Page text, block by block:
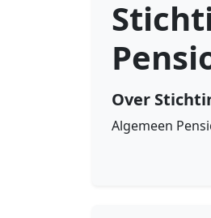
Over
Algemeen